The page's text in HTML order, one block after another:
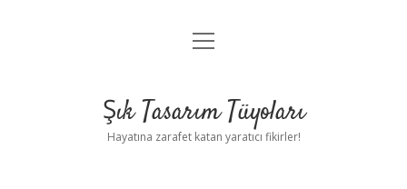
Anasayfa
Yasal Uyarı
menüyü
Şık Tasarım Tüyoları
Hayatına zarafet katan yaratıcı fikirler!